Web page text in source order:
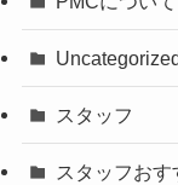
スタッフ
スタッフおす